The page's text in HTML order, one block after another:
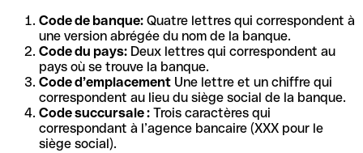
Code de banque: Quatre lettres qui correspondent à
une version abrégée du nom de la banque.
Code du pays: Deux lettres qui correspondent au
pays où se trouve la banque.
Code d’emplacement Une lettre et un chiffre qui
correspondent au lieu du siège social de la banque.
Code succursale : Trois caractères qui
correspondant à l’agence bancaire (XXX pour le
siège social).